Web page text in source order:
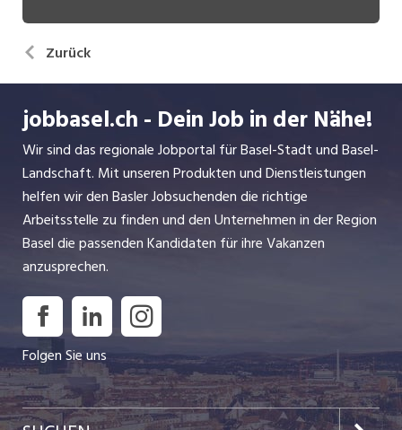
Zurück
jobbasel.ch - Dein Job in der Nähe!
Wir sind das regionale Jobportal für Basel-Stadt und Basel-
Landschaft. Mit unseren Produkten und Dienstleistungen
helfen wir den Basler Jobsuchenden die richtige
Arbeitsstelle zu finden und den Unternehmen in der Region
Basel die passenden Kandidaten für ihre Vakanzen
anzusprechen.
Folgen Sie uns